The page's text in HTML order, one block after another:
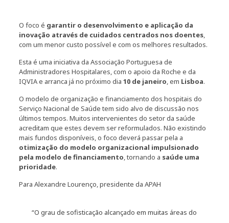
O foco é garantir o desenvolvimento e aplicação da
inovação através de cuidados centrados nos doentes,
com um menor custo possível e com os melhores resultados.
Esta é uma iniciativa da Associação Portuguesa de
Administradores Hospitalares, com o apoio da Roche e da
IQVIA e arranca já no próximo dia 10 de janeiro, em Lisboa.
O modelo de organização e financiamento dos hospitais do
Serviço Nacional de Saúde tem sido alvo de discussão nos
últimos tempos. Muitos intervenientes do setor da saúde
acreditam que estes devem ser reformulados. Não existindo
mais fundos disponíveis, o foco deverá passar pela a
otimização do modelo organizacional impulsionado
pela modelo de financiamento, tornando a saúde uma
prioridade.
Para Alexandre Lourenço, presidente da APAH
“O grau de sofisticação alcançado em muitas áreas do